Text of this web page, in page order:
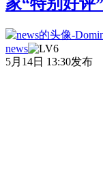
news
5月14日 13:30发布